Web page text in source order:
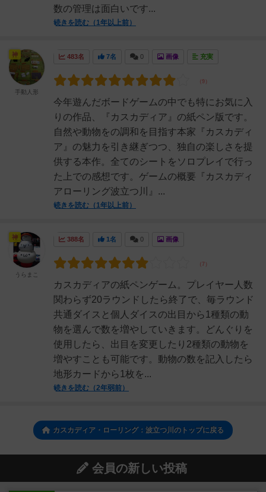
数の管理は面白いです...
続きを読む（1年以上前）
483名 7名 0 画像 充実
今年遊んだボードゲームの中でも特にお気に入
りの作品、『カスカディア』の紙ペン版です。
自然や動物をの調和を目指す本家『カスカディ
ア』の魅力を引き継ぎつつ、独自の楽しさを提
供する本作。全てのシートをソロプレイで行っ
た上での感想です。ゲームの概要『カスカディ
アローリング波立つ川』...
続きを読む（1年以上前）
神
手動人形
388名 1名 0 画像
カスカディアの紙ペンゲーム。プレイヤー人数
関わらず20ラウンドしたら終了で、毎ラウンド
共通ダイスと個人ダイスの出目から1種類の動
物を選んで数を増やしていきます。どんぐりを
使用したら、出目を変更したり2種類の動物を
増やすことも可能です。動物の数を記入したら
地形カードから1枚を...
続きを読む（2年弱前）
神
うらまこ
カスカディア・ローリング：波立つ川のトップに戻る
会員の新しい投稿